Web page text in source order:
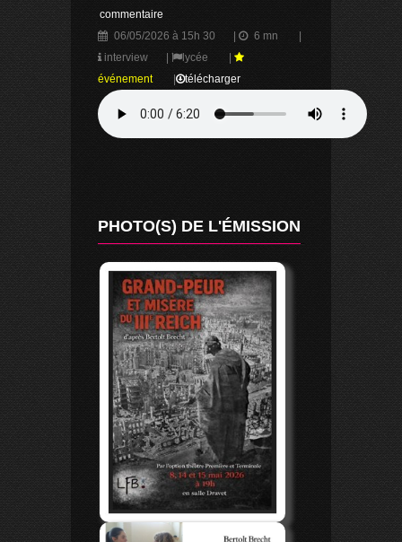
commentaire
06/05/2026 à 15h 30
| 6 mn
|
interview
| lycée
|
événement
| télécharger
PHOTO(S) DE L'ÉMISSION